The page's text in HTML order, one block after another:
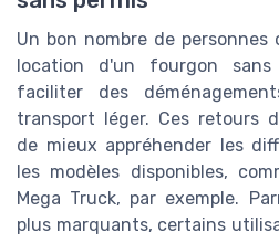
Un bon nombre de
location d'un fourgon sans
faciliter des
transport léger. Ces retours
de mieux appréhender les
les modèles disponibles,
Mega Truck, par exemple.
plus marquants, certains